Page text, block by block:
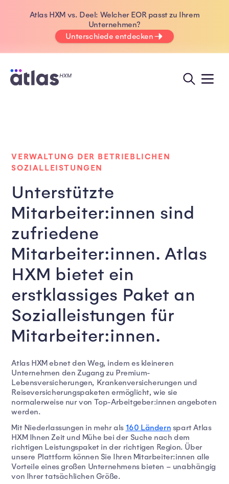
Atlas HXM vs. Deel: Welcher EOR passt zu Ihrem
Unternehmen?
Unterschiede entdecken
VERWALTUNG DER BETRIEBLICHEN
SOZIALLEISTUNGEN
Unterstützte
Mitarbeiter:innen sind
zufriedene
Mitarbeiter:innen. Atlas
HXM bietet ein
erstklassiges Paket an
Sozialleistungen für
Mitarbeiter:innen.
Atlas HXM ebnet den Weg, indem es kleineren
Unternehmen den Zugang zu Premium-
Lebensversicherungen, Krankenversicherungen und
Reiseversicherungspaketen ermöglicht, wie sie
normalerweise nur von Top-Arbeitgeber:innen angeboten
werden.
Mit Niederlassungen in mehr als 160 Ländern spart Atlas
HXM Ihnen Zeit und Mühe bei der Suche nach dem
richtigen Leistungspaket in der richtigen Region. Über
unsere Plattform können Sie Ihren Mitarbeiter:innen alle
Vorteile eines großen Unternehmens bieten – unabhängig
von Ihrer tatsächlichen Größe.